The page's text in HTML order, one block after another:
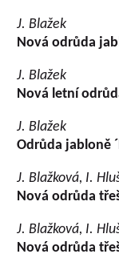
J. Blažek
Nová odrůda
J. Blažek
Nová letní
J. Blažek
Odrůda jabloně
J. Blažková, I.
Nová odrůda
J. Blažková, I.
Nová odrůda